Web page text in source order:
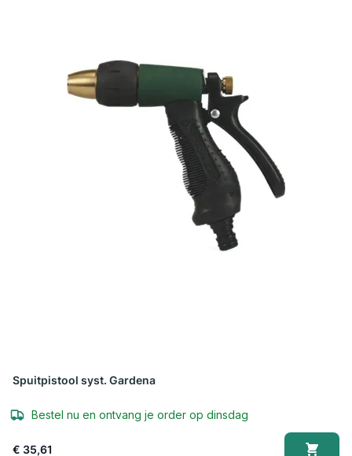
Spuitpistool syst. Gardena
Bestel nu en ontvang je order op dinsdag
€ 35,61